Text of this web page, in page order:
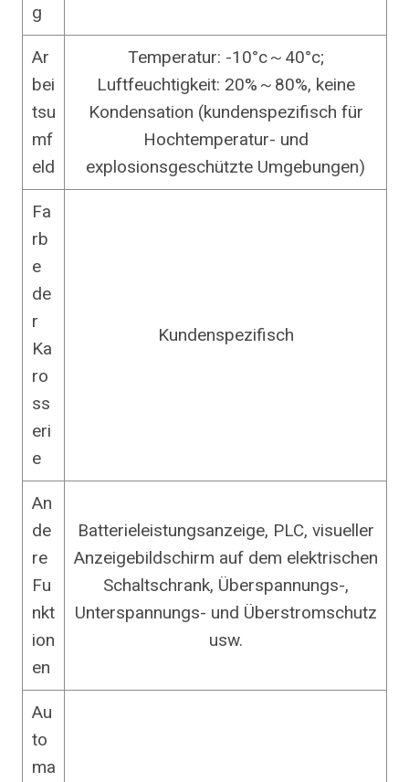
g
Ar
bei
tsu
mf
eld
Temperatur: -10°c～40°c;
Luftfeuchtigkeit: 20%～80%, keine
Kondensation (kundenspezifisch für
Hochtemperatur- und
explosionsgeschützte Umgebungen)
Fa
rb
e
de
r
Ka
ro
ss
eri
e
Kundenspezifisch
An
de
re
Fu
nkt
ion
en
Batterieleistungsanzeige, PLC, visueller
Anzeigebildschirm auf dem elektrischen
Schaltschrank, Überspannungs-,
Unterspannungs- und Überstromschutz
usw.
Au
to
ma